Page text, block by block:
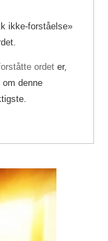
ikke-forståelse»
ordet er,
denne